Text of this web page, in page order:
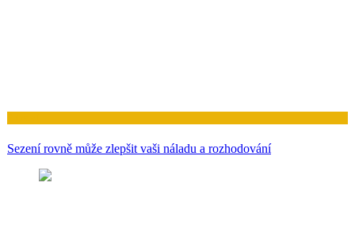
Sezení rovně může zlepšit vaši náladu a rozhodování